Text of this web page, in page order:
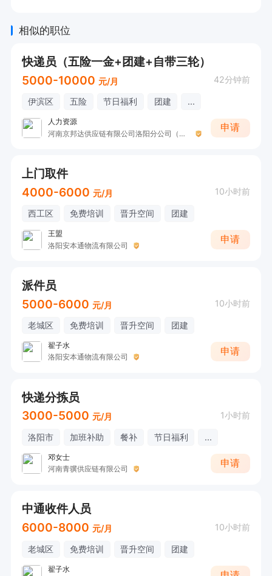
相似的职位
快递员（五险一金+团建+自带三轮）
5000-10000 元/月 42分钟前
伊滨区 五险 节日福利 团建 ...
人力资源
河南京邦达供应链有限公司洛阳分公司（九都站）
申请
上门取件
4000-6000 元/月 10小时前
西工区 免费培训 晋升空间 团建
王盟
洛阳安本通物流有限公司
申请
派件员
5000-6000 元/月 10小时前
老城区 免费培训 晋升空间 团建
翟子水
洛阳安本通物流有限公司
申请
快递分拣员
3000-5000 元/月 1小时前
洛阳市 加班补助 餐补 节日福利 ...
邓女士
河南青骥供应链有限公司
申请
中通收件人员
6000-8000 元/月 10小时前
老城区 免费培训 晋升空间 团建
翟子水